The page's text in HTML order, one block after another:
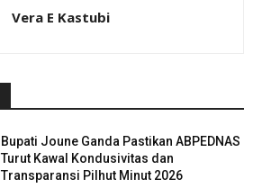
Vera E Kastubi
Bupati Joune Ganda Pastikan ABPEDNAS
Turut Kawal Kondusivitas dan
Transparansi Pilhut Minut 2026